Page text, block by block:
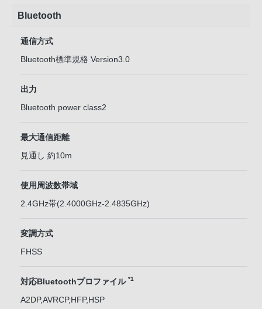
Bluetooth
通信方式
Bluetooth標準規格 Version3.0
出力
Bluetooth power class2
最大通信距離
見通し 約10m
使用周波数帯域
2.4GHz帯(2.4000GHz-2.4835GHz)
変調方式
FHSS
対応Bluetoothプロファイル *1
A2DP,AVRCP,HFP,HSP